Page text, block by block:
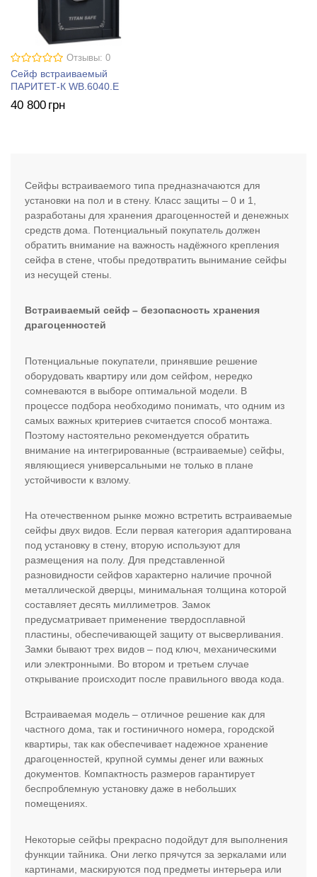
Отзывы: 0
Сейф встраиваемый
ПАРИТЕТ-К WB.6040.E
40 800 грн
Сейфы встраиваемого типа предназначаются для
установки на пол и в стену. Класс защиты – 0 и 1,
разработаны для хранения драгоценностей и денежных
средств дома. Потенциальный покупатель должен
обратить внимание на важность надёжного крепления
сейфа в стене, чтобы предотвратить вынимание сейфы
из несущей стены.
Встраиваемый сейф – безопасность хранения
драгоценностей
Потенциальные покупатели, принявшие решение
оборудовать квартиру или дом сейфом, нередко
сомневаются в выборе оптимальной модели. В
процессе подбора необходимо понимать, что одним из
самых важных критериев считается способ монтажа.
Поэтому настоятельно рекомендуется обратить
внимание на интегрированные (встраиваемые) сейфы,
являющиеся универсальными не только в плане
устойчивости к взлому.
На отечественном рынке можно встретить встраиваемые
сейфы двух видов. Если первая категория адаптирована
под установку в стену, вторую используют для
размещения на полу. Для представленной
разновидности сейфов характерно наличие прочной
металлической дверцы, минимальная толщина которой
составляет десять миллиметров. Замок
предусматривает применение твердосплавной
пластины, обеспечивающей защиту от высверливания.
Замки бывают трех видов – под ключ, механическими
или электронными. Во втором и третьем случае
открывание происходит после правильного ввода кода.
Встраиваемая модель – отличное решение как для
частного дома, так и гостиничного номера, городской
квартиры, так как обеспечивает надежное хранение
драгоценностей, крупной суммы денег или важных
документов. Компактность размеров гарантирует
беспроблемную установку даже в небольших
помещениях.
Некоторые сейфы прекрасно подойдут для выполнения
функции тайника. Они легко прячутся за зеркалами или
картинами, маскируются под предметы интерьера или